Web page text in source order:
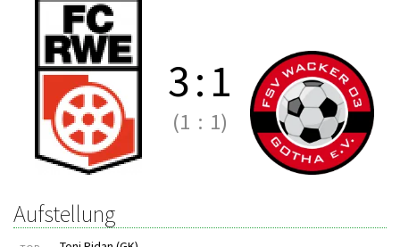
3:1
(1 : 1)
Aufstellung